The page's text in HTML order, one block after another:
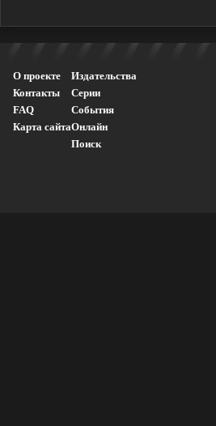
О проекте
Контакты
FAQ
Карта сайта
Издательства
Серии
События
Онлайн
Поиск